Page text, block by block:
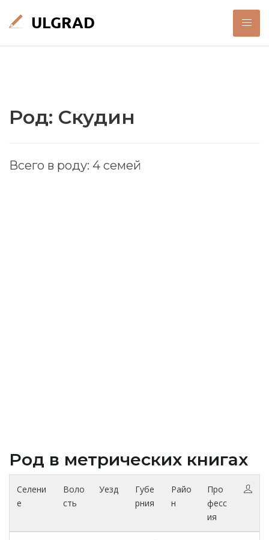
Род: Скудин
Всего в роду: 4 семей
Род в метрических книгах
Селени
е
Воло
сть
Уезд
Губе
рния
Райо
н
Про
фесс
ия